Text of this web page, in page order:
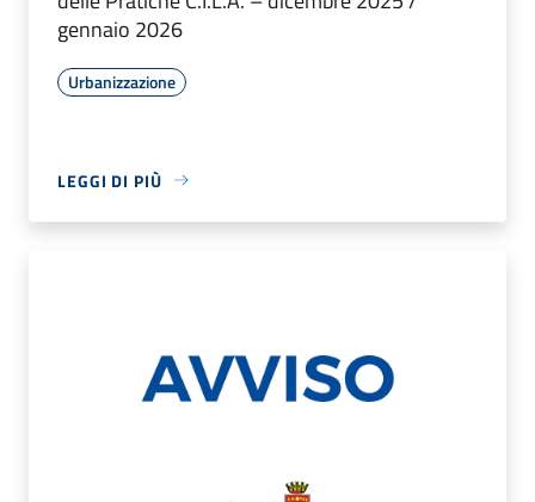
gennaio 2026
Urbanizzazione
LEGGI DI PIÙ